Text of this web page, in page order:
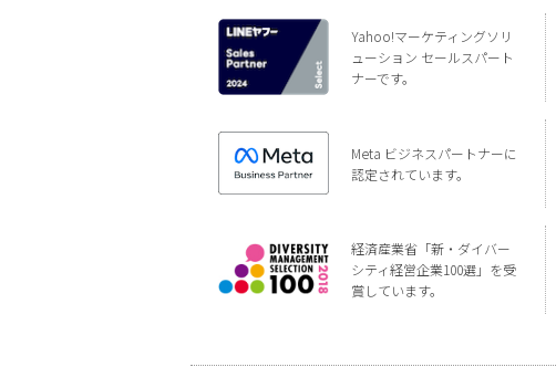
Yahoo!マーケティングソリ
ューション セールスパート
ナーです。
Meta ビジネスパートナーに
認定されています。
経済産業省「新・ダイバー
シティ経営企業100選」を受
賞しています。